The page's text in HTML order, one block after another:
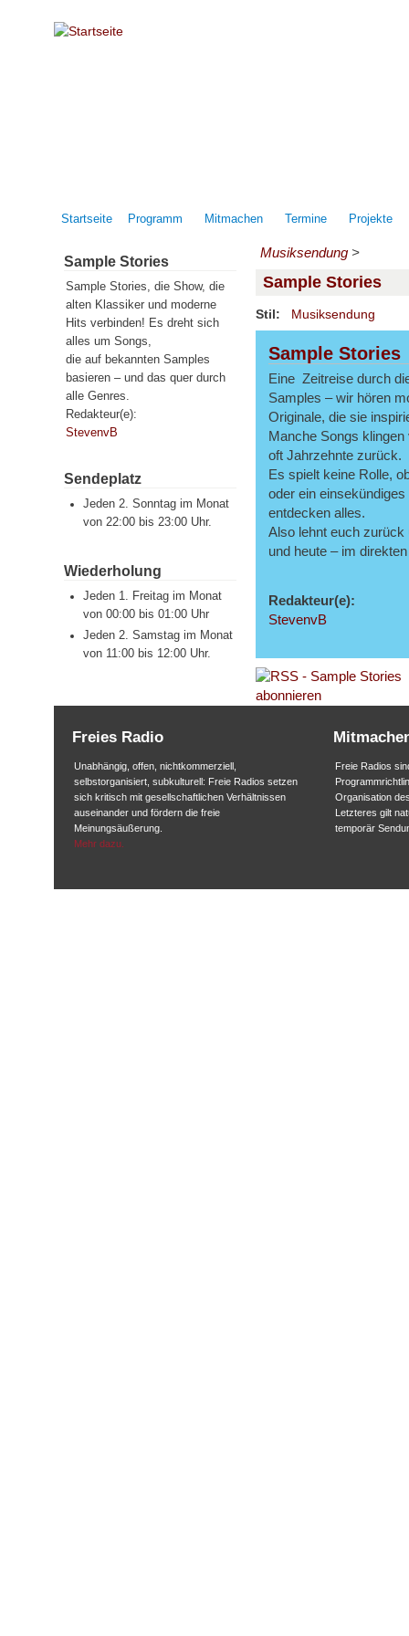
Direkt zum Inhalt
Startseite Programm Mitmachen Termine Projekte
Sample Stories
Sample Stories, die Show, die
alten Klassiker und moderne
Hits verbinden! Es dreht sich
alles um Songs,
die auf bekannten Samples
basieren – und das quer durch
alle Genres.
Redakteur(e):
StevenvB
Sendeplatz
Jeden 2. Sonntag im Monat
von 22:00 bis 23:00 Uhr.
Wiederholung
Jeden 1. Freitag im Monat
von 00:00 bis 01:00 Uhr
Jeden 2. Samstag im Monat
von 11:00 bis 12:00 Uhr.
Musiksendung>
Sample Stories
Stil: Musiksendung
Sample Stories
Eine Zeitreise durch
Samples – wir hören
Originale, die sie
Manche Songs
oft Jahrzehnte zurück.
Es spielt keine Rolle,
oder ein
entdecken alles.
Also lehnt euch
und heute – im
Redakteur(e):
StevenvB
Freies Radio
Unabhängig, offen, nichtkommerziell,
selbstorganisiert, subkulturell: Freie Radios setzen
sich kritisch mit gesellschaftlichen Verhältnissen
auseinander und fördern die freie
Meinungsäußerung.
Mehr dazu.
Freie Radios
Organisation
Letzteres gilt
temporär